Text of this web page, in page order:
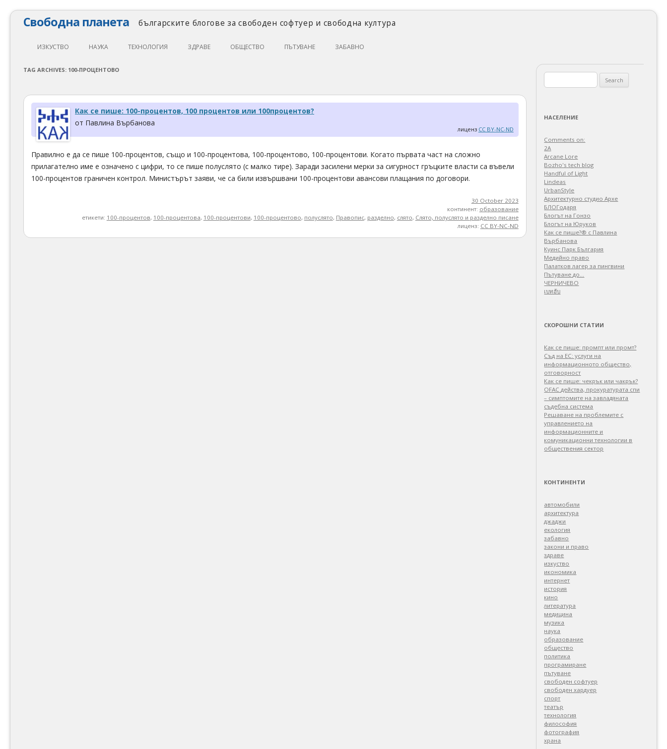
Свободна планета българските блогове за свободен софтуер и свободна култура
Skip
to
ИЗКУСТВО
КИНО
МУЗИКА
ФОТОГРАФИЯ
НАУКА
ФИЗИКА
ОБРАЗОВАНИЕ
ТЕХНОЛОГИЯ
СВОБОДЕН СОФТУЕР
СВОБОДЕН ХАРДУЕР
ДЖАДЖИ
ЗДРАВЕ ОБЩЕСТВО
ЦИФРОВИ ПРАВА
ПЪТУВАНЕ ЗАБАВНО
TAG ARCHIVES: 100-ПРОЦЕНТОВО
Как се пише: 100-процентов, 100 процентов или 100процентов?
от Павлина Върбанова
лиценз CC BY-NC-ND
Правилно е да се пише 100-процентов, също и 100-процентова, 100-процентово, 100-процентови. Когато първата част на сложно
прилагателно име е означено с цифри, то се пише полуслято (с малко тире). Заради засилени мерки за сигурност гръцките власти са въвели
100-процентов граничен контрол. Министърът заяви, че са били извършвани 100-процентови авансови плащания по договори.
30 October 2023
континент: образование
етикети: 100-процентов, 100-процентова, 100-процентови, 100-процентово, полуслято, Правопис, разделно, слято, Слято, полуслято и разделно писане
лиценз: CC BY-NC-ND
for:
НАСЕЛЕНИЕ
Comments on:
2A
Arcane Lore
Bozho's tech blog
Handful of Light
Lindeas
UrbanStyle
Архитектурно студио Архе
БЛОГодаря
Блогът на Гонзо
Блогът на Юруков
Как се пише?® с Павлина
Върбанова
Куинс Парк България
Медийно право
Палатков лагер зa пингвини
Пътуване до…
ЧЕРНИЧЕВО
เบทฮับ
СКОРОШНИ СТАТИИ
Как се пише: промпт или промт?
Съд на ЕС: услуги на
информационното общество,
отговорност
Как се пише: чекрък или чакрък?
OFAC действа, прокуратурата спи
– симптомите на завладяната
съдебна система
Решаване на проблемите с
управлението на
информационните и
комуникационни технологии в
обществения сектор
КОНТИНЕНТИ
автомобили
архитектура
джаджи
екология
забавно
закони и право
здраве
изкуство
икономика
интернет
история
кино
литература
медицина
музика
наука
образование
общество
политика
програмиране
пътуване
свободен софтуер
свободен хардуер
спорт
театър
технология
философия
фотография
храна